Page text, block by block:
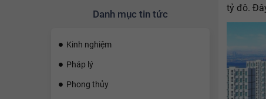
Danh mục tin tức
Kinh nghiệm
Pháp lý
Phong thủy
tỷ đô.